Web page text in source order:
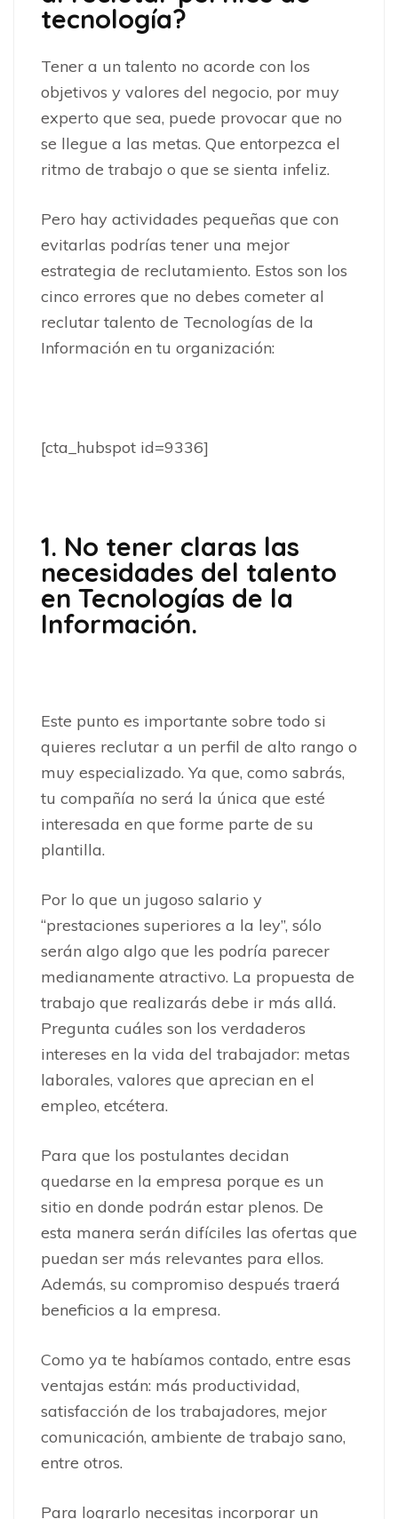
tecnología?
Tener a un talento no acorde con los
objetivos y valores del negocio, por muy
experto que sea, puede provocar que no
se llegue a las metas. Que entorpezca el
ritmo de trabajo o que se sienta infeliz.
Pero hay actividades pequeñas que con
evitarlas podrías tener una mejor
estrategia de reclutamiento. Estos son los
cinco errores que no debes cometer al
reclutar talento de Tecnologías de la
Información en tu organización:
[cta_hubspot id=9336]
1. No tener claras las
necesidades del talento
en Tecnologías de la
Información.
Este punto es importante sobre todo si
quieres reclutar a un perfil de alto rango o
muy especializado. Ya que, como sabrás,
tu compañía no será la única que esté
interesada en que forme parte de su
plantilla.
Por lo que un jugoso salario y
“prestaciones superiores a la ley”, sólo
serán algo algo que les podría parecer
medianamente atractivo. La propuesta de
trabajo que realizarás debe ir más allá.
Pregunta cuáles son los verdaderos
intereses en la vida del trabajador: metas
laborales, valores que aprecian en el
empleo, etcétera.
Para que los postulantes decidan
quedarse en la empresa porque es un
sitio en donde podrán estar plenos. De
esta manera serán difíciles las ofertas que
puedan ser más relevantes para ellos.
Además, su compromiso después traerá
beneficios a la empresa.
Como ya te habíamos contado, entre esas
ventajas están: más productividad,
satisfacción de los trabajadores, mejor
comunicación, ambiente de trabajo sano,
entre otros.
Para lograrlo necesitas incorporar un